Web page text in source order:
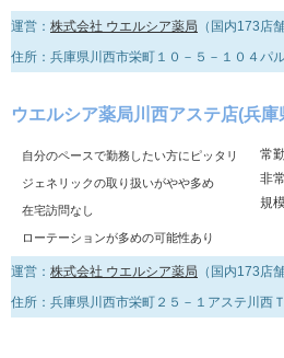
運営： 株式会社 ウエルシア薬局 （国内173店
住所：兵庫県川西市栄町１０－５－１０４パ
ウエルシア薬局川西アステ店(兵庫
自分のペースで勤務したい方にピッタリ
ジェネリックの取り扱いがやや多め
在宅訪問なし
ローテーションが多めの可能性あり
常
非
規
運営： 株式会社 ウエルシア薬局 （国内173店
住所：兵庫県川西市栄町２５－１アステ川西